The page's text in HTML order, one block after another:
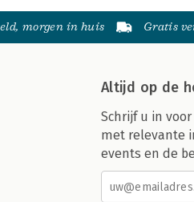
morgen in huis Gratis
Altijd op de
Schrijf u in
met relevante
events en de